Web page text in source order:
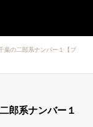
葉の二郎系ナンバー１【ブ
郎系ナンバー１